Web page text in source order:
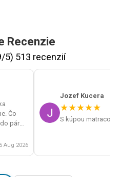
Recenzie
5) 513 recenzií
Čo
pár
by
Aug 2026
Jozef Kucera
★★★★★
S kúpou matracov